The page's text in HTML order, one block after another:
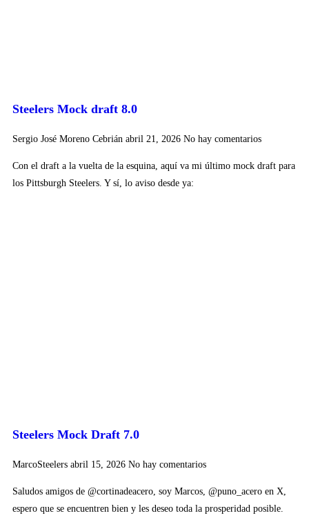
Steelers Mock draft 8.0
Sergio José Moreno Cebrián abril 21, 2026 No hay comentarios
Con el draft a la vuelta de la esquina, aquí va mi último mock draft para
los Pittsburgh Steelers. Y sí, lo aviso desde ya:
Steelers Mock Draft 7.0
MarcoSteelers abril 15, 2026 No hay comentarios
Saludos amigos de @cortinadeacero, soy Marcos, @puno_acero en X,
espero que se encuentren bien y les deseo toda la prosperidad posible.